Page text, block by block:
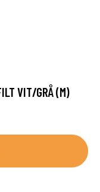
VIT/GRÅ (M)